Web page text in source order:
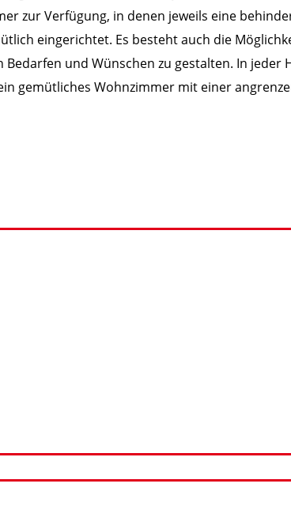
zur Verfügung, in denen jeweils eine
eingerichtet. Es besteht auch die
und Wünschen zu gestalten. In jeder
gemütliches Wohnzimmer mit einer